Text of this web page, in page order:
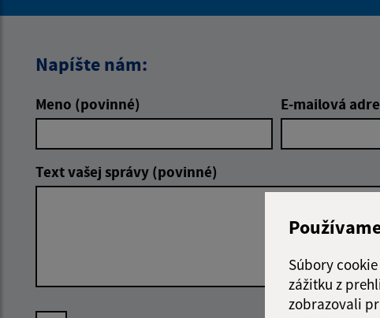
Súbory
zážitku z
zobrazovali
Napíšte nám:
Meno (povinné) E-mailová
Text vašej správy (povinné)